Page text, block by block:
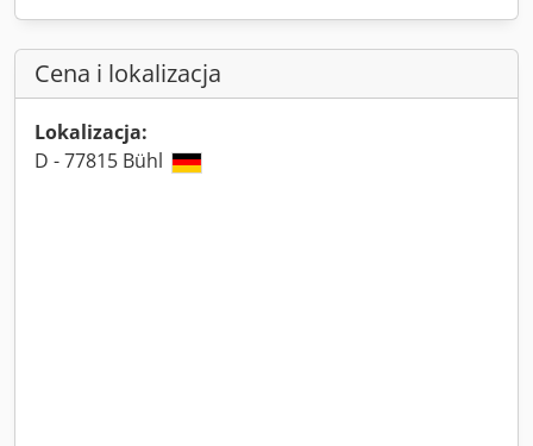
Cena i lokalizacja
Lokalizacja:
D - 77815 Bühl